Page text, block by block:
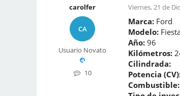
carolfer
CA
Usuario Novato
10
Viernes, 21 de
Marca: Ford
Modelo:
Año: 96
Kilómetros:
Cilindrada:
Potencia
Combustible: